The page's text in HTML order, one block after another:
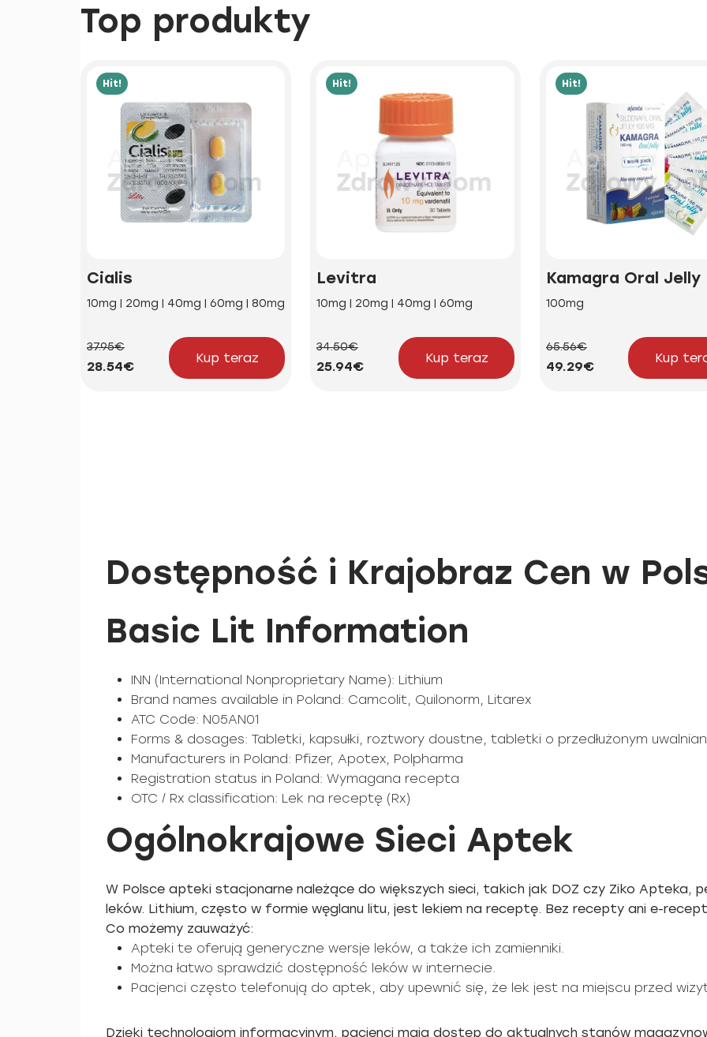
Top produkty
Hit!
Cialis
10mg | 20mg | 40mg | 60mg | 80mg
37.95€
28.54€
Kup teraz
Hit!
Levitra
10mg | 20mg | 40mg | 60mg
34.50€
25.94€
Kup teraz
Hit!
Kamagra Oral Jelly
100mg
65.56€
49.29€
Kup
Dostępność i Krajobraz Cen w
Basic Lit Information
INN (International Nonproprietary Name): Lithium
Brand names available in Poland: Camcolit, Quilonorm, Litarex
ATC Code: N05AN01
Forms & dosages: Tabletki, kapsułki, roztwory doustne, tabletki o przedłużonym
Manufacturers in Poland: Pfizer, Apotex, Polpharma
Registration status in Poland: Wymagana recepta
OTC / Rx classification: Lek na receptę (Rx)
Ogólnokrajowe Sieci Aptek
W Polsce apteki stacjonarne należące do większych sieci, takich jak DOZ czy Ziko Apteka,
leków. Lithium, często w formie węglanu litu, jest lekiem na receptę. Bez recepty ani e-
Co możemy zauważyć:
Apteki te oferują generyczne wersje leków, a także ich zamienniki.
Można łatwo sprawdzić dostępność leków w internecie.
Pacjenci często telefonują do aptek, aby upewnić się, że lek jest na miejscu przed
Dzięki technologiom informacyjnym, pacjenci mają dostęp do aktualnych stanów